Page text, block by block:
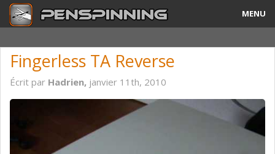
MENU
Tricks & Combos
Stylos & Mods
Vidéos
Fingerless TA Reverse
Écrit par Hadrien, janvier 11th, 2010